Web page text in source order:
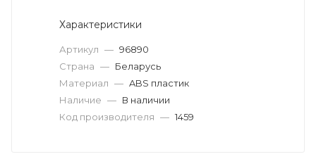
Характеристики
Артикул — 96890
Страна — Беларусь
Материал — ABS пластик
Наличие — В наличии
Код производителя — 1459